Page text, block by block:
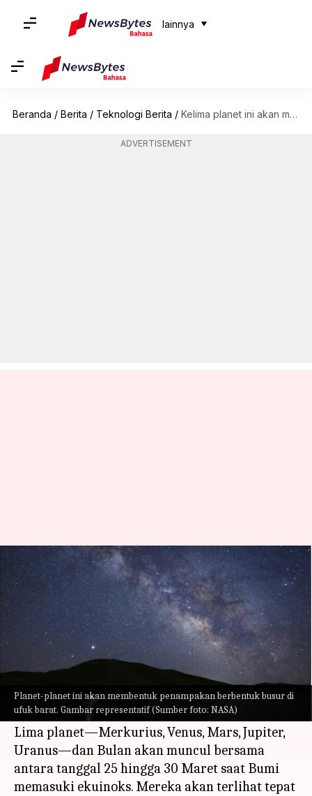
lainnya
Beranda / Berita / Teknologi Berita / Kelima planet ini akan muncul bersama pada akhir Maret
ADVERTISEMENT
Planet-planet ini akan membentuk penampakan berbentuk busur di
ufuk barat. Gambar representatif (Sumber foto: NASA)
Kelima planet ini akan muncul
bersama pada akhir Maret
menulis Mar 23, 2023 01:04 pm
Hanya beberapa hari setelah konjungsi Venus-
Jupiter-Bulan, para penikmat pasti akan
menyaksikan peristiwa kosmik langka lainnya.
Lima planet—Merkurius, Venus, Mars, Jupiter,
Uranus—dan Bulan akan muncul bersama
antara tanggal 25 hingga 30 Maret saat Bumi
memasuki ekuinoks. Mereka akan terlihat tepat